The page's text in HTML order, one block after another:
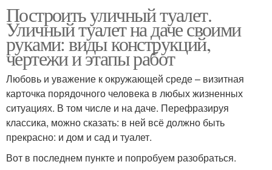
Построить уличный туалет.
Уличный туалет на даче своими
руками: виды конструкций,
чертежи и этапы работ
Любовь и уважение к окружающей среде – визитная
карточка порядочного человека в любых жизненных
ситуациях. В том числе и на даче. Перефразируя
классика, можно сказать: в ней всё должно быть
прекрасно: и дом и сад и туалет.
Вот в последнем пункте и попробуем разобраться.